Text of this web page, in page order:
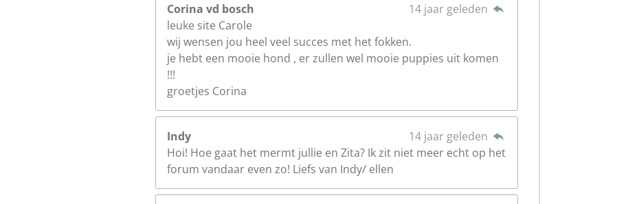
Corina vd bosch
14 jaar geleden
leuke site Carole
wij wensen jou heel veel succes met het fokken.
je hebt een mooie hond , er zullen wel mooie puppies uit komen
!!!
groetjes Corina
Indy
14 jaar geleden
Hoi! Hoe gaat het mermt jullie en Zita? Ik zit niet meer echt op het
forum vandaar even zo! Liefs van Indy/ ellen